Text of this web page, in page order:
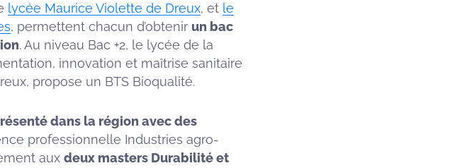
lycée Maurice Violette de Dreux, et le
, permettent chacun d’obtenir un bac
. Au niveau Bac +2, le lycée de la
innovation et maîtrise sanitaire
propose un BTS Bioqualité.
dans la région avec des
professionnelle Industries agro-
aux deux masters Durabilité et